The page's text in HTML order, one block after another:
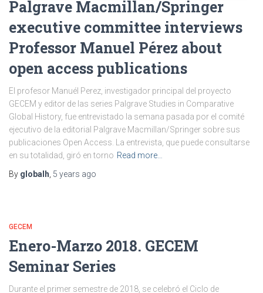
Palgrave Macmillan/Springer
executive committee interviews
Professor Manuel Pérez about
open access publications
El profesor Manuél Perez, investigador principal del proyecto
GECEM y editor de las series Palgrave Studies in Comparative
Global History, fue entrevistado la semana pasada por el comité
ejecutivo de la editorial Palgrave Macmillan/Springer sobre sus
publicaciones Open Access. La entrevista, que puede consultarse
en su totalidad, giró en torno Read more…
By globalh, 5 years ago
GECEM
Enero-Marzo 2018. GECEM
Seminar Series
Durante el primer semestre de 2018, se celebró el Ciclo de